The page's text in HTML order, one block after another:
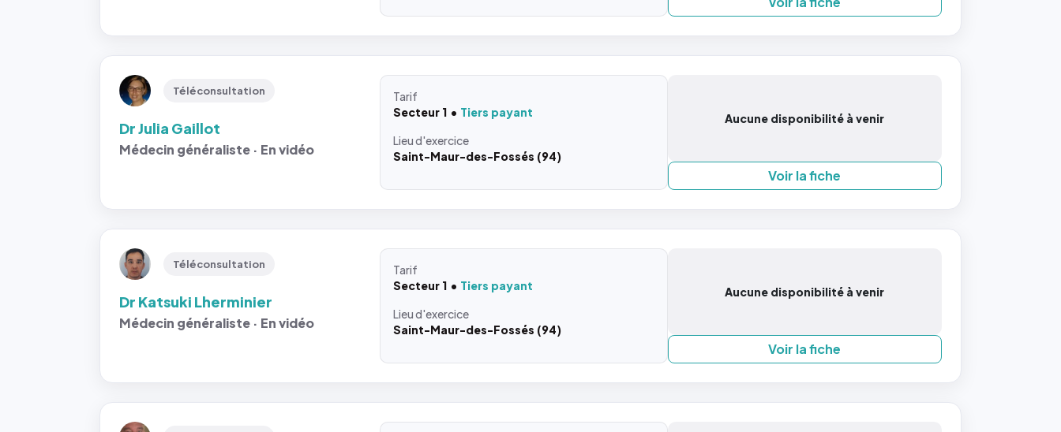
Téléconsultation
Dr Julia Gaillot
Médecin généraliste · En vidéo
Tarif
Secteur 1
Tiers payant
Lieud'exercice
Saint-Maur-des-Fossés (94)
Aucune disponibilité à venir
Voir la fiche
Téléconsultation
Dr Katsuki Lherminier
Médecin généraliste · En vidéo
Tarif
Secteur 1
Tiers payant
Lieud'exercice
Saint-Maur-des-Fossés (94)
Aucune disponibilité à venir
Voir la fiche